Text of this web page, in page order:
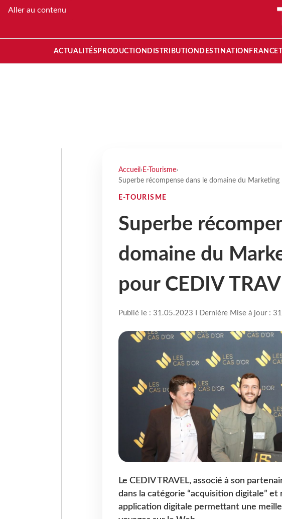
Aller au contenu
ACTUALITÉS PRODUCTION DISTRIBUTION DESTINATION FRANCE
Accueil › E-Tourisme›
Superbe récompense dans le domaine du Marketing
E-TOURISME
Superbe
domaine du
pour CEDIV
Publié le : 31.05.2023 I Dernière Mise à jour :
Le CEDIV TRAVEL, associé à son
dans la catégorie “acquisition digitale”
application digitale permettant une